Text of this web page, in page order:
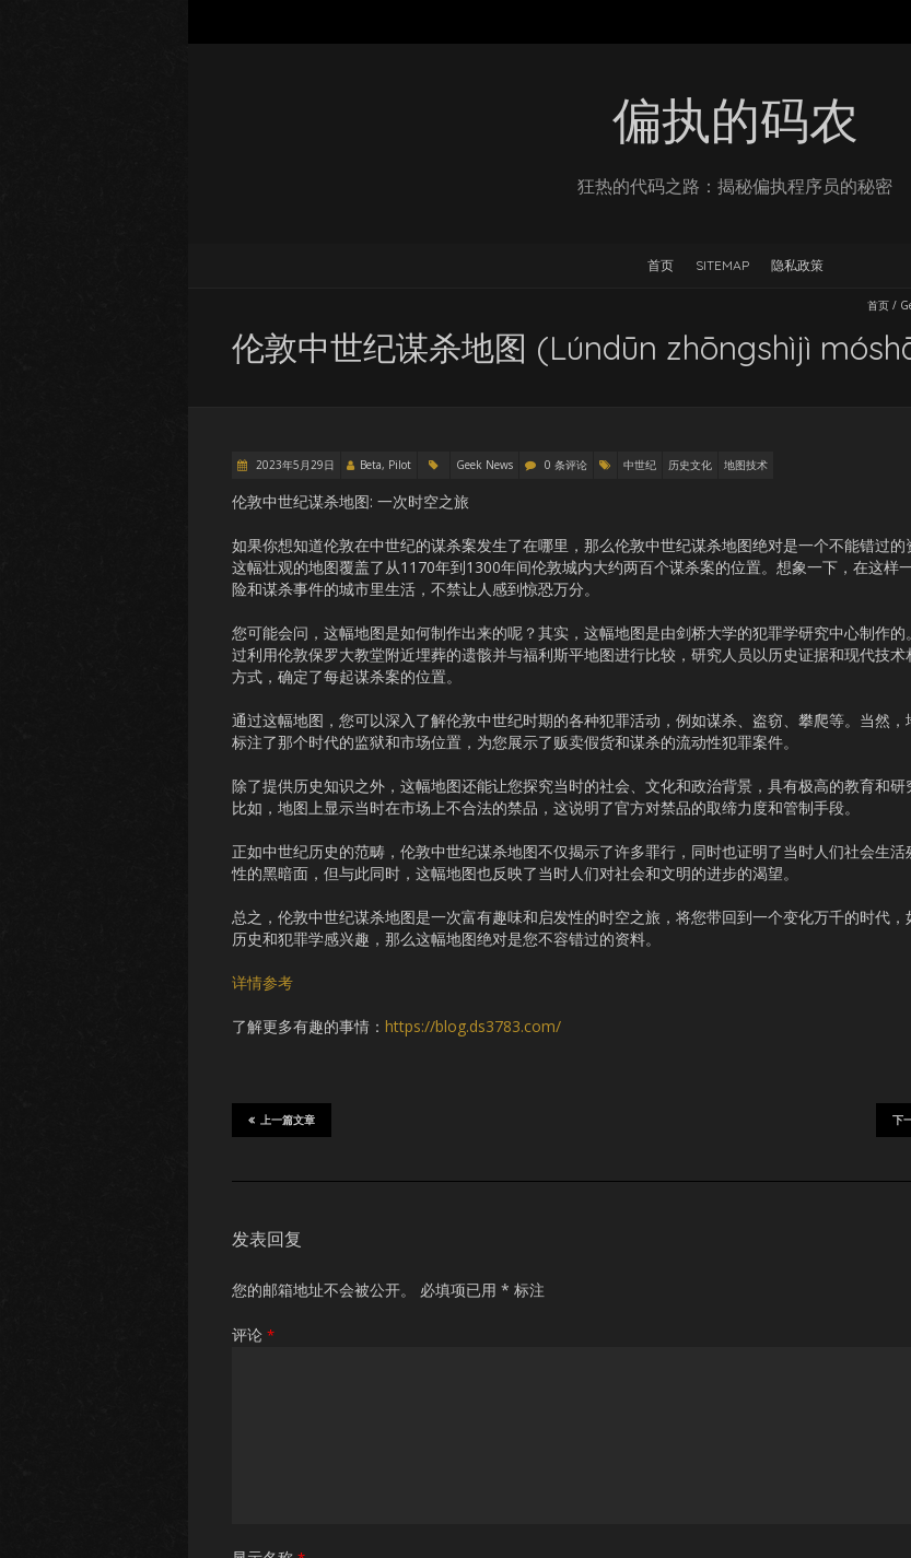
偏执的码农
狂热的代码之路：揭秘偏执程序员的秘密
首页 SITEMAP 隐私政策
首页 /
伦敦中世纪谋杀地图 (Lúndūn zhōngshìjì
2023年5月29日 Beta, Pilot Geek News 0 条评论 中世纪 历史文化 地图技术
伦敦中世纪谋杀地图: 一次时空之旅
如果你想知道伦敦在中世纪的谋杀案发生了在哪里，那么伦敦中世纪谋杀地图绝对是一个不能错过的
这幅壮观的地图覆盖了从1170年到1300年间伦敦城内大约两百个谋杀案的位置。想象一下，在这样
险和谋杀事件的城市里生活，不禁让人感到惊恐万分。
您可能会问，这幅地图是如何制作出来的呢？其实，这幅地图是由剑桥大学的犯罪学研究中心制作的
过利用伦敦保罗大教堂附近埋葬的遗骸并与福利斯平地图进行比较，研究人员以历史证据和现代技术
方式，确定了每起谋杀案的位置。
通过这幅地图，您可以深入了解伦敦中世纪时期的各种犯罪活动，例如谋杀、盗窃、攀爬等。当然，
标注了那个时代的监狱和市场位置，为您展示了贩卖假货和谋杀的流动性犯罪案件。
除了提供历史知识之外，这幅地图还能让您探究当时的社会、文化和政治背景，具有极高的教育和研
比如，地图上显示当时在市场上不合法的禁品，这说明了官方对禁品的取缔力度和管制手段。
正如中世纪历史的范畴，伦敦中世纪谋杀地图不仅揭示了许多罪行，同时也证明了当时人们社会生活
性的黑暗面，但与此同时，这幅地图也反映了当时人们对社会和文明的进步的渴望。
总之，伦敦中世纪谋杀地图是一次富有趣味和启发性的时空之旅，将您带回到一个变化万千的时代，
历史和犯罪学感兴趣，那么这幅地图绝对是您不容错过的资料。
详情参考
了解更多有趣的事情： https://blog.ds3783.com/
下
上一篇文章
发表回复
您的邮箱地址不会被公开。 必填项已用 * 标注
评论 *